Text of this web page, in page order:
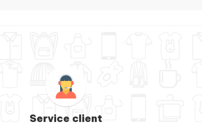
Service client